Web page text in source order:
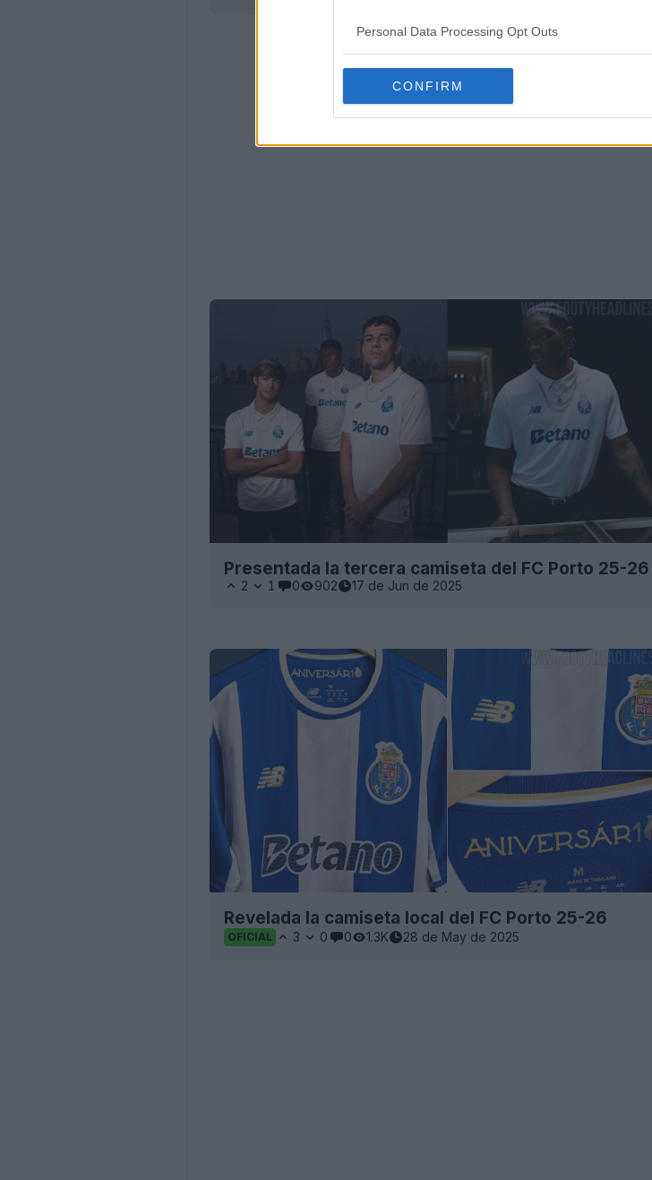
Personal Data Processing Opt Outs
CONFIRM
Presentada la tercera camiseta del FC Porto 25-26
2 1 0 902 17 de Jun de 2025
Revelada la camiseta local del FC Porto 25-26
OFICIAL 3 0 0 1.3K 28 de May de 2025